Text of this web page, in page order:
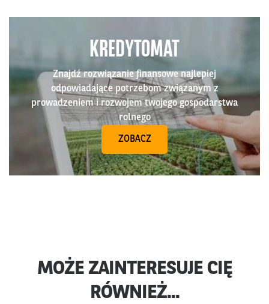
KREDYTOMAT
Znajdź rozwiązanie finansowe najlepiej
odpowiadające potrzebom związanym z
prowadzeniem i rozwojem twojego gospodarstwa
rolnego
ZOBACZ
MOŻE ZAINTERESUJE CIĘ
RÓWNIEŻ...